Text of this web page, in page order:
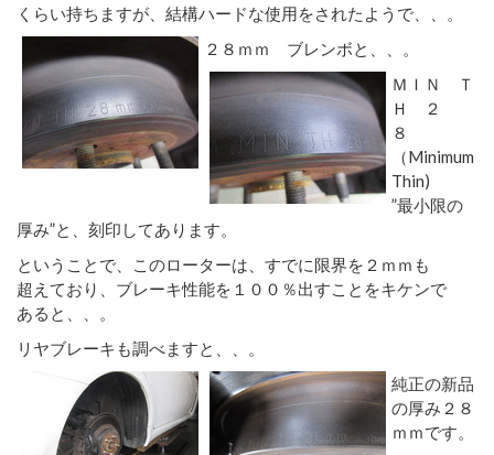
くらい持ちますが、結構ハードな使用をされたようで、、。
２８ｍｍ ブレンボと、、。
ＭＩＮ Ｔ
Ｈ ２
８
（Minimum
Thin)
”最小限の
厚み”と、刻印してあります。
ということで、このローターは、すでに限界を２ｍｍも
超えており、ブレーキ性能を１００％出すことをキケンで
あると、、。
リヤブレーキも調べますと、、。
純正の新品
の厚み２８
ｍｍです。